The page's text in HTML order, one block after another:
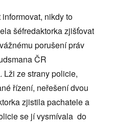
nikdy to
šéfredaktorka zjišťovat
porušení práv
ČR
Lži ze strany policie,
řízení, neřešení dvou
zjistila pachatele a
se jí vysmívala do